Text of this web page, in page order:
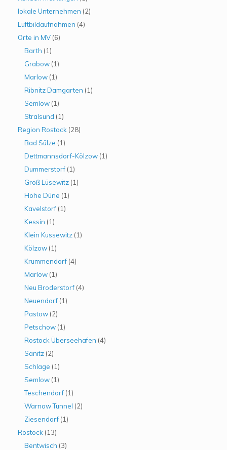
lokale Unternehmen (2)
Luftbildaufnahmen (4)
Orte in MV (6)
Barth (1)
Grabow (1)
Marlow (1)
Ribnitz Damgarten (1)
Semlow (1)
Stralsund (1)
Region Rostock (28)
Bad Sülze (1)
Dettmannsdorf-Kölzow (1)
Dummerstorf (1)
Groß Lüsewitz (1)
Hohe Düne (1)
Kavelstorf (1)
Kessin (1)
Klein Kussewitz (1)
Kölzow (1)
Krummendorf (4)
Marlow (1)
Neu Broderstorf (4)
Neuendorf (1)
Pastow (2)
Petschow (1)
Rostock Überseehafen (4)
Sanitz (2)
Schlage (1)
Semlow (1)
Teschendorf (1)
Warnow Tunnel (2)
Ziesendorf (1)
Rostock (13)
Bentwisch (3)